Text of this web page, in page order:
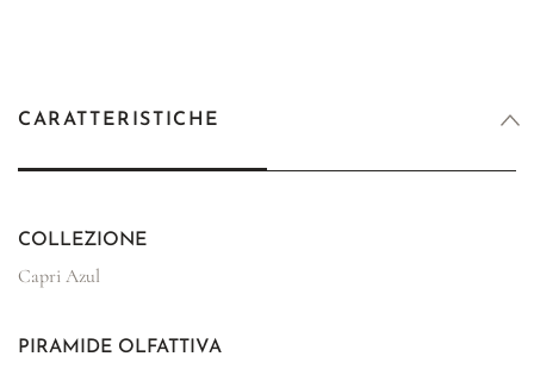
CARATTERISTICHE
COLLEZIONE
Capri Azul
PIRAMIDE OLFATTIVA